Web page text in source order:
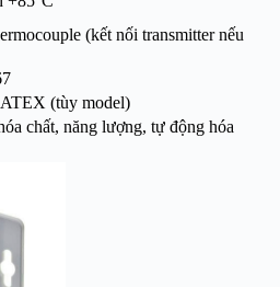
(kết nối transmitter nếu
(tùy model)
chất, năng lượng, tự động hóa